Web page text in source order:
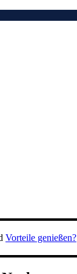
Vorteile genießen?